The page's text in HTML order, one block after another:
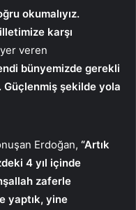
okumalıyız.
karşı
veren
bünyemizde gerekli
şekilde yola
Erdoğan, “Artık
4 yıl içinde
zaferle
yaptık, yine